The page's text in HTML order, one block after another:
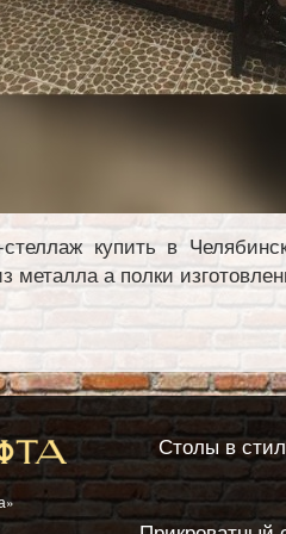
купить в
металла а полки
Столы в